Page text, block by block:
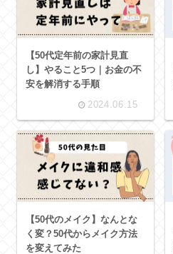
【50代定年前の家計見直
し】やること5つ｜お金の不
安を解消する手順
2024.06.15
【50代のメイク】なんとな
く変？50代からメイク方法
を変えてみた